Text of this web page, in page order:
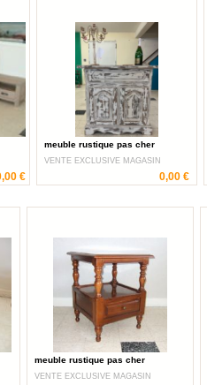
€
meuble rustique pas cher
VENTE EXCLUSIVE MAGASIN
0,00 €
meuble rustique pas cher
VENTE EXCLUSIVE MAGASIN